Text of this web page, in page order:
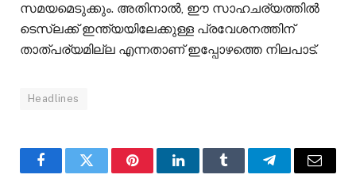
സമയമെടുക്കും. അതിനാൽ, ഈ സാഹചര്യത്തിൽ
ടെസ്ലക്ക് ഇന്ത്യയിലേക്കുള്ള പ്രവേശനത്തിന്
താത്പര്യമില്ല എന്നതാണ് ഇപ്പോഴത്തെ നിലപാട്.
Headlines
FacebookTwitter PinterestLinkedInTumblr TelegramEmail